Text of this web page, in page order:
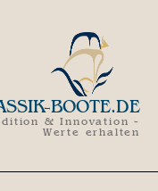
BOOTE.DE
& Innovation -
Werte erhalten